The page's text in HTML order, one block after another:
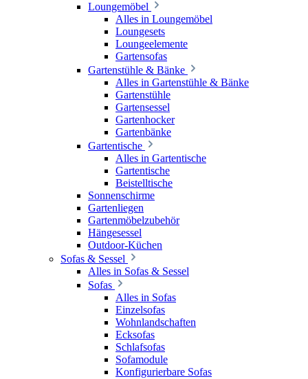
Loungemöbel
Alles in Loungemöbel
Loungesets
Loungeelemente
Gartensofas
Gartenstühle & Bänke
Alles in Gartenstühle & Bänke
Gartenstühle
Gartensessel
Gartenhocker
Gartenbänke
Gartentische
Alles in Gartentische
Gartentische
Beistelltische
Sonnenschirme
Gartenliegen
Gartenmöbelzubehör
Hängesessel
Outdoor-Küchen
Sofas & Sessel
Alles in Sofas & Sessel
Sofas
Alles in Sofas
Einzelsofas
Wohnlandschaften
Ecksofas
Schlafsofas
Sofamodule
Konfigurierbare Sofas